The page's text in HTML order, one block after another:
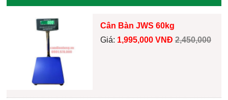
Cân Bàn JWS 60kg
Giá: 1,995,000 VNĐ 2,450,000